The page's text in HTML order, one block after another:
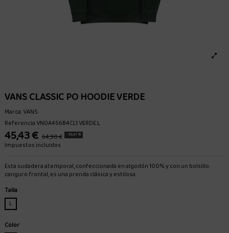
VANS CLASSIC PO HOODIE VERDE
Marca:VANS
ReferenciaVN0A456B4CL1.VERDE.L
45,43 € 64,90 € -19,47 €
Impuestos incluidos
Esta sudadera atemporal, confeccionada en algodón 100% y con un bolsillo
canguro frontal, es una prenda clásica y estilosa.
Talla
L
Color